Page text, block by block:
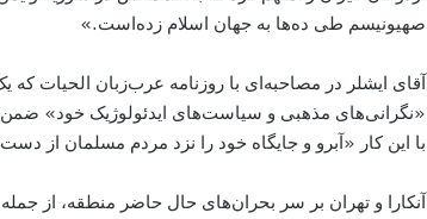
صهیونیسم طی ده‌ها به جهان اسلام زده‌است.»
«نگرانی‌های مذهبی و سیاست‌های ایدئولوژیک خود» ضمن
با این کار «آبرو و جایگاه خود را نزد مردم مسلمان از
آنکارا و تهران بر سر بحران‌های حال حاضر منطقه، از